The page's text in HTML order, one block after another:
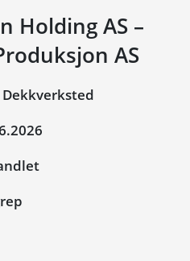
Holding AS –
AS